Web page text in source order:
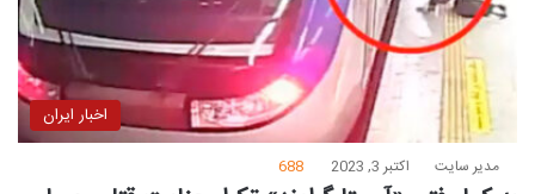
اخبار ایران
مدیر سایت اکتبر 3, 2023 688